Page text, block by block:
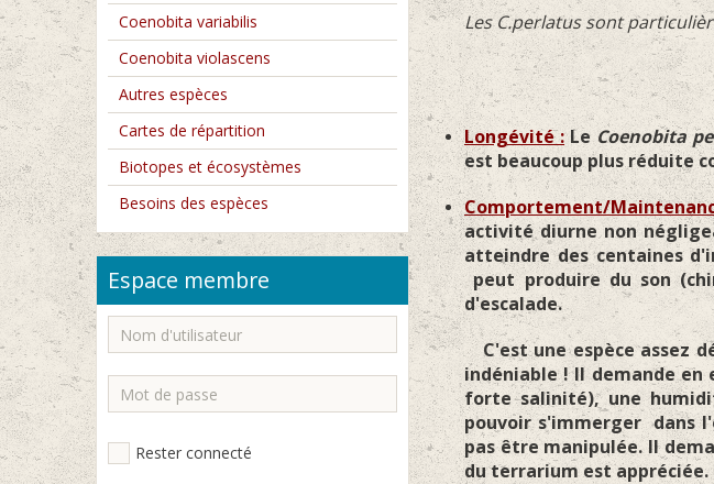
Les C.perlatus sont
Longévité :LeCoenobita
est beaucoup plus réduite
Comportement/
activité diurne non
atteindre des centaines
peut produire du son
d'escalade.
C'est une espèce assez
indéniable ! Il demande en
forte salinité), une
pouvoir s'immerger dans
pas être manipulée. Il
du terrarium est
Coenobita variabilis
Coenobita violascens
Autres espèces
Cartes de répartition
Biotopes et écosystèmes
Besoins des espèces
Espace membre
Rester connecté